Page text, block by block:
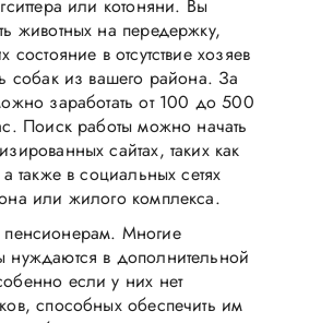
или котоняни. Вы
животных на передержку,
состояние в отсутствие хозяев
собак из вашего района. За
заработать от 100 до 500
Поиск работы можно начать
сайтах, таких как
также в социальных сетях
или жилого комплекса.
Многие
нуждаются в дополнительной
если у них нет
способных обеспечить им